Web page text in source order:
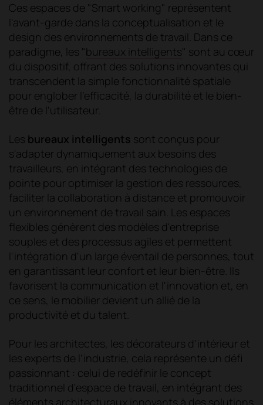
Ces espaces de "Smart working" représentent
l'avant-garde dans la conceptualisation et le
design des environnements de travail. Dans ce
paradigme, les "bureaux intelligents" sont au cœur
du dispositif, offrant des solutions innovantes qui
transcendent la simple fonctionnalité spatiale
pour englober l'efficacité, la durabilité et le bien-
être de l'utilisateur.
Les bureaux intelligents sont conçus pour
s'adapter dynamiquement aux besoins des
travailleurs, en intégrant des technologies de
pointe pour optimiser la gestion des ressources,
faciliter la collaboration à distance et promouvoir
un environnement de travail sain. Les espaces
flexibles génèrent des modèles d'entreprise
souples et des processus agiles et permettent
l'intégration d'un large éventail de personnes, tout
en garantissant leur confort et leur bien-être. Ils
favorisent la communication et l'innovation et, en
ce sens, le mobilier devient un allié de la
productivité et du talent.
Pour les architectes, les décorateurs d'intérieur et
les experts de l'industrie, cela représente un défi
passionnant : celui de redéfinir le concept
traditionnel d'espace de travail, en intégrant des
éléments architecturaux innovants à des solutions